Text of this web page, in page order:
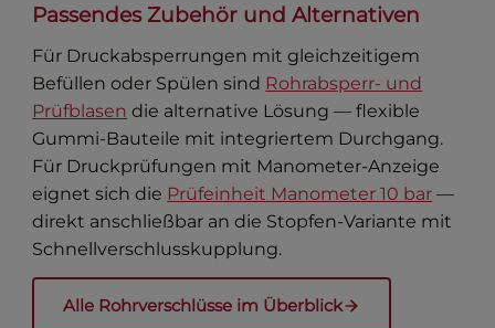
Passendes Zubehör und Alternativen
Für Druckabsperrungen mit gleichzeitigem
Befüllen oder Spülen sind Rohrabsperr- und
Prüfblasen die alternative Lösung — flexible
Gummi-Bauteile mit integriertem Durchgang.
Für Druckprüfungen mit Manometer-Anzeige
eignet sich die Prüfeinheit Manometer 10 bar —
direkt anschließbar an die Stopfen-Variante mit
Schnellverschlusskupplung.
Alle Rohrverschlüsse im Überblick